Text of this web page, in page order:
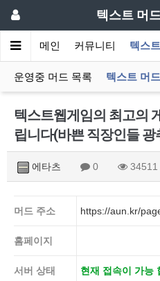
텍스트 머
메인 커뮤니티 텍스
운영중 머드 목록 텍스트 머
텍스트웹게임의 최고의
립니다(바쁜 직장인들 광
에타츠 0 34511
머드 주소 https://aun.kr/
홈페이지
서버 상태 현재 접속이 가능